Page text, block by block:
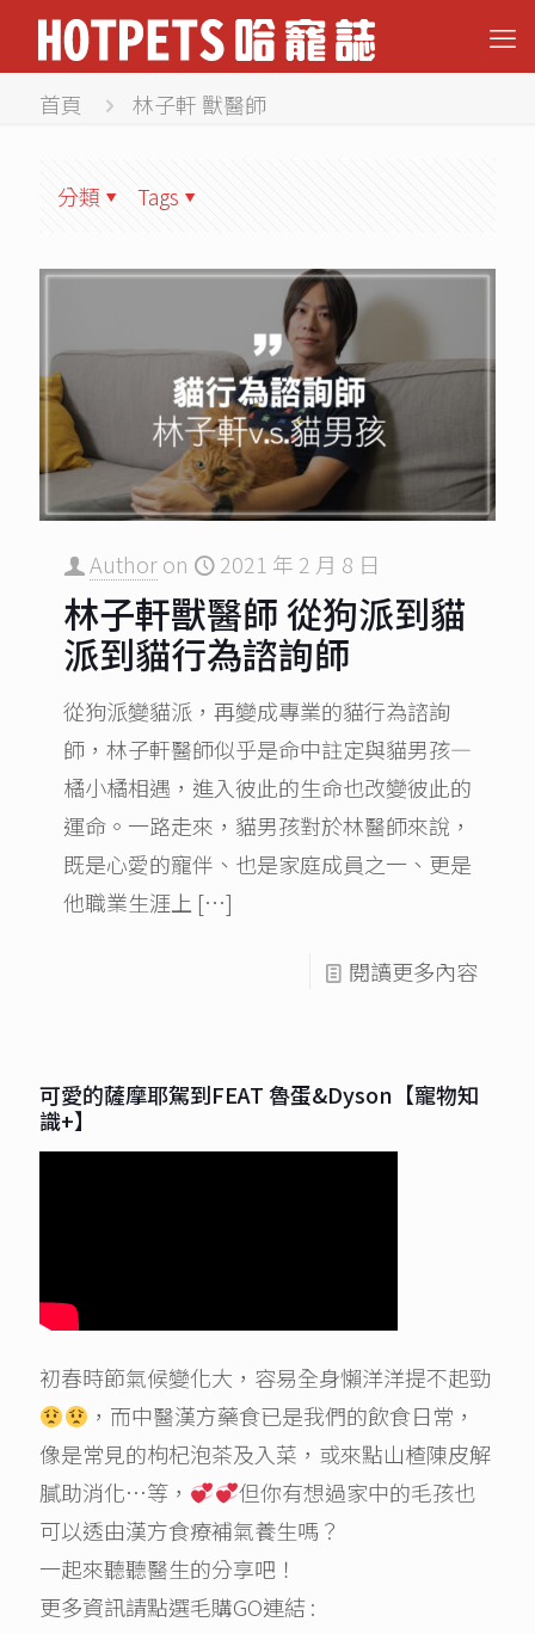
首頁 林子軒 獸醫師
分類 Tags
Authoron 2021 年 2 月 8 日
林子軒獸醫師 從狗派到貓
派到貓行為諮詢師
從狗派變貓派，再變成專業的貓行為諮詢
師，林子軒醫師似乎是命中註定與貓男孩—
橘小橘相遇，進入彼此的生命也改變彼此的
運命。一路走來，貓男孩對於林醫師來說，
既是心愛的寵伴、也是家庭成員之一、更是
他職業生涯上 […]
閱讀更多內容
可愛的薩摩耶駕到FEAT 魯蛋&Dyson【寵物知
識+】
初春時節氣候變化大，容易全身懶洋洋提不起勁
，而中醫漢方藥食已是我們的飲食日常，
像是常見的枸杞泡茶及入菜，或來點山楂陳皮解
膩助消化…等，
但你有想過家中的毛孩也
可以透由漢方食療補氣養生嗎？
一起來聽聽醫生的分享吧！
更多資訊請點選毛購GO連結 :